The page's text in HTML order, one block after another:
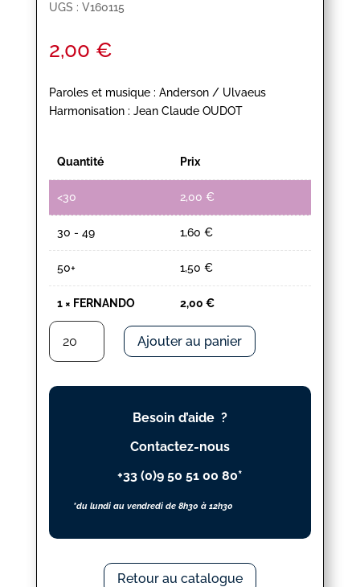
UGS : V160115
2,00 €
Paroles et musique : Anderson / Ulvaeus
Harmonisation : Jean Claude OUDOT
Quantité Prix
<30 2,00 €
30 - 49 1,60 €
50+ 1,50 €
1× FERNANDO 2,00 €
quantité
FERNANDO
Ajouter au panier
Besoin d’aide ?
Contactez-nous
+33 (0)9 50 51 00 80*
*du lundi au vendredi de 8h30 à 12h30
Retour au catalogue